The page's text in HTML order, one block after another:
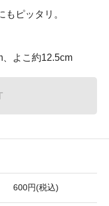
ピッタリ。
、よこ約12.5cm
600円(税込)